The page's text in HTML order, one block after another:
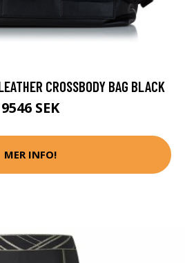
CROSSBODY BAG BLACK
9546 SEK
MER INFO!